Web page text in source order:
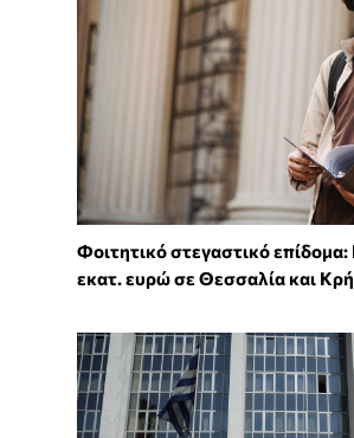
Φοιτητικό στεγαστικό
εκατ. ευρώ σε Θεσσαλία και